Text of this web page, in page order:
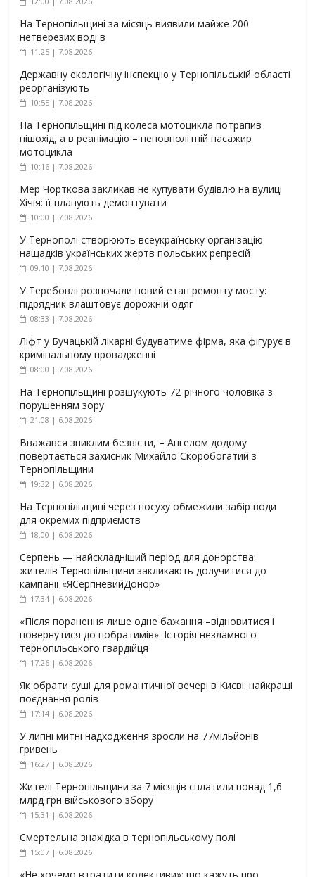
На Тернопільщині за місяць виявили майже 200
нетверезих водіїв
11:25 | 7.08.2026
Державну екологічну інспекцію у Тернопільській області
реорганізують
10:55 | 7.08.2026
На Тернопільщині під колеса мотоцикла потрапив
пішохід, а в реанімацію – неповнолітній пасажир
мотоцикла
10:16 | 7.08.2026
Мер Чорткова закликав не купувати будівлю на вулиці
Хічія: її планують демонтувати
10:00 | 7.08.2026
У Тернополі створюють всеукраїнську організацію
нащадків українських жертв польських репресій
09:10 | 7.08.2026
У Теребовлі розпочали новий етап ремонту мосту:
підрядник влаштовує дорожній одяг
08:33 | 7.08.2026
Ліфт у Бучацькій лікарні будуватиме фірма, яка фігурує в
кримінальному провадженні
08:00 | 7.08.2026
На Тернопільщині розшукують 72-річного чоловіка з
порушенням зору
21:08 | 6.08.2026
Вважався зниклим безвісти, – Ангелом додому
повертається захисник Михайло Скоробогатий з
Тернопільщини
19:32 | 6.08.2026
На Тернопільщині через посуху обмежили забір води
для окремих підприємств
18:00 | 6.08.2026
Серпень — найскладніший період для донорства:
жителів Тернопільщини закликають долучитися до
кампанії «ЯСерпневийДонор»
17:34 | 6.08.2026
«Після поранення лише одне бажання –відновитися і
повернутися до побратимів». Історія незламного
тернопільського гвардійця
17:26 | 6.08.2026
Як обрати суші для романтичної вечері в Києві: найкращі
поєднання ролів
17:14 | 6.08.2026
У липні митні надходження зросли на 77мільйонів
гривень
16:27 | 6.08.2026
Жителі Тернопільщини за 7 місяців сплатили понад 1,6
млрд грн військового збору
15:31 | 6.08.2026
Смертельна знахідка в тернопільському полі
15:07 | 6.08.2026